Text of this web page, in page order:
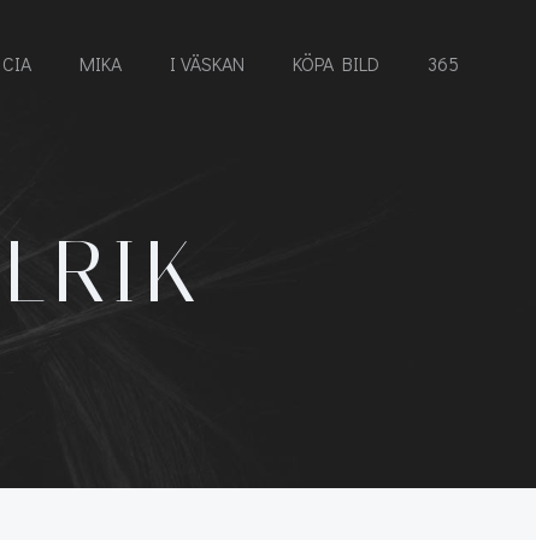
CIA MIKA I VÄSKAN KÖPA BILD 365